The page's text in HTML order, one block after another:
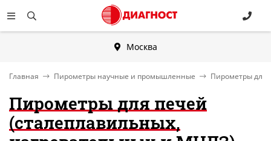
Москва
Главная Пирометры научные и промышленные Пирометры для
Пирометры для печей
(сталеплавильных,